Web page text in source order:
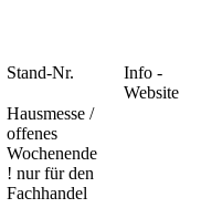
Stand-Nr.
Info -
Website
Hausmesse /
offenes
Wochenende
! nur für den
Fachhandel